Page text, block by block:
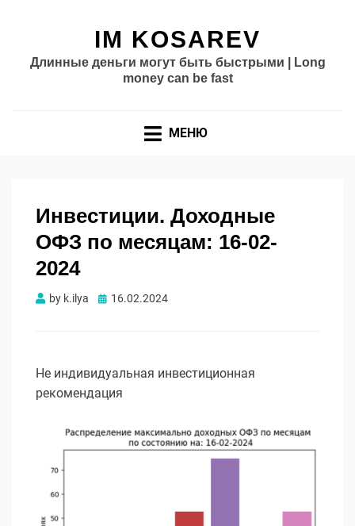
IM KOSAREV
Длинные деньги могут быть быстрыми | Long
money can be fast
МЕНЮ
Инвестиции. Доходные
ОФЗ по месяцам: 16-02-
2024
by k.ilya Опубликовано
16.02.2024
Не индивидуальная инвестиционная
рекомендация